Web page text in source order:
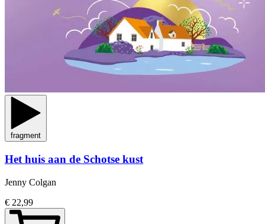
fragment
Het huis aan de Schotse kust
Jenny Colgan
€ 22,99